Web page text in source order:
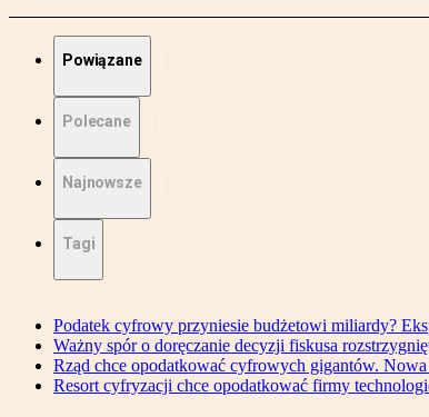
Powiązane
Polecane
Najnowsze
Tagi
Podatek cyfrowy przyniesie budżetowi miliardy?
Ważny spór o doręczanie decyzji fiskusa
Rząd chce opodatkować cyfrowych gigantów.
Resort cyfryzacji chce opodatkować firmy